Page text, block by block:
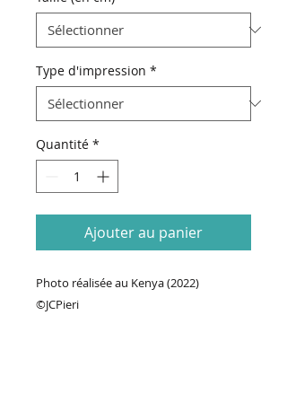
Type d'impression *
Quantité *
Ajouter au panier
Photo réalisée au Kenya (2022)
©JCPieri